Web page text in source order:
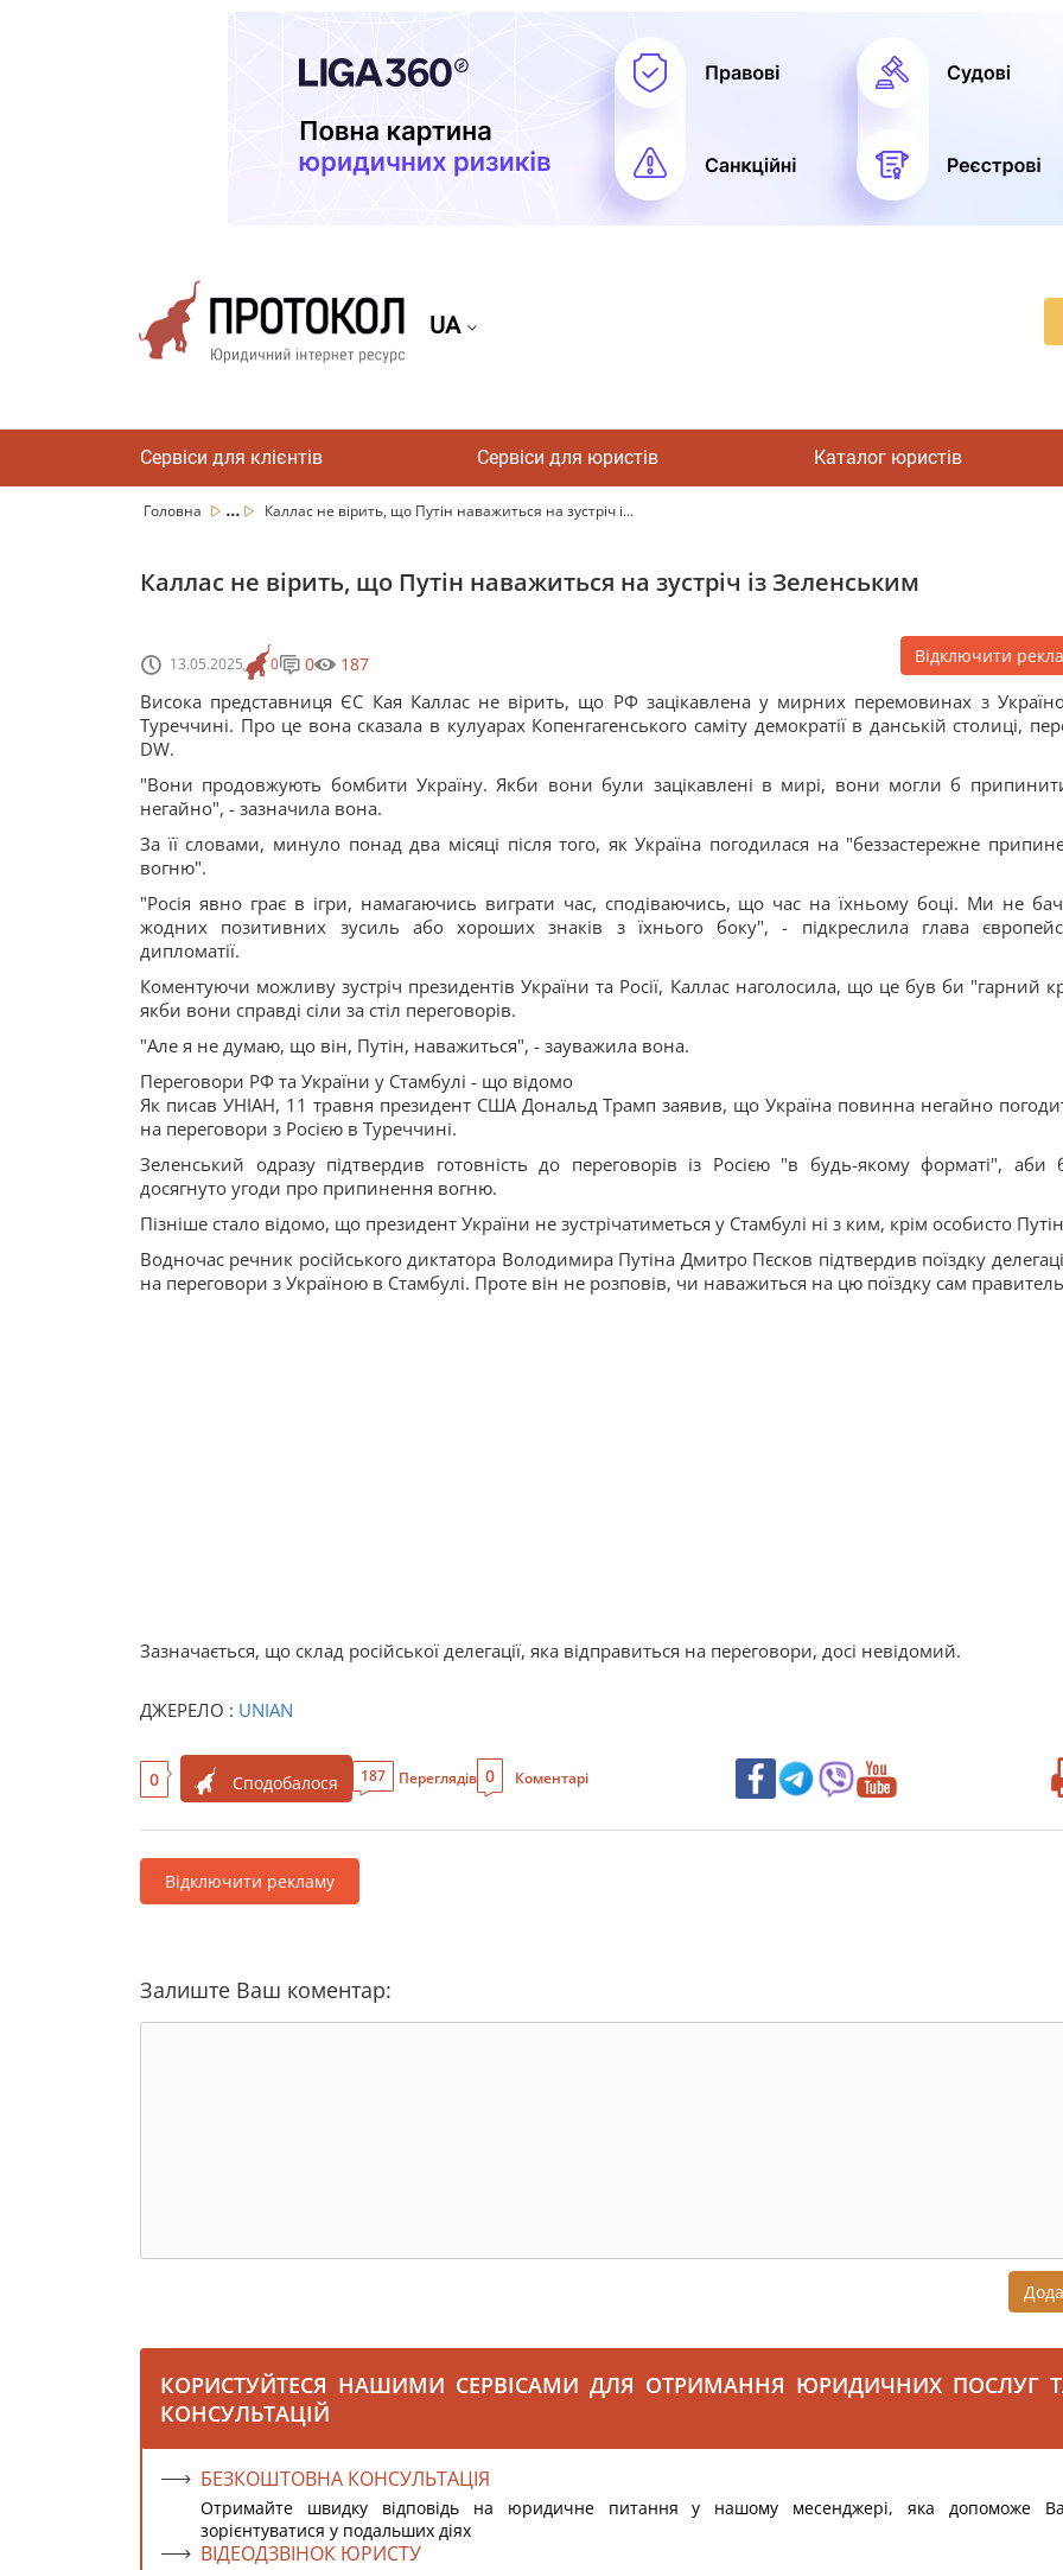
UA
Сервіси для клієнтів Сервіси для юристів Каталог юристів
Головна ... Каллас не вірить, що Путін наважиться на зустріч і...
Каллас не вірить, що Путін наважиться на зустріч із Зеленським
13.05.2025 0 0 187 Відключити
Висока представниця ЄС Кая Каллас не вірить, що РФ зацікавлена у мирних перемовинах з
Туреччині. Про це вона сказала в кулуарах Копенгагенського саміту демократії в данській столиці,
DW.
"Вони продовжують бомбити Україну. Якби вони були зацікавлені в мирі, вони могли б
негайно", - зазначила вона.
За її словами, минуло понад два місяці після того, як Україна погодилася на "беззастережне
вогню".
"Росія явно грає в ігри, намагаючись виграти час, сподіваючись, що час на їхньому боці. Ми не
жодних позитивних зусиль або хороших знаків з їхнього боку", - підкреслила глава
дипломатії.
Коментуючи можливу зустріч президентів України та Росії, Каллас наголосила, що це був би "гарний
якби вони справді сіли за стіл переговорів.
"Але я не думаю, що він, Путін, наважиться", - зауважила вона.
Переговори РФ та України у Стамбулі - що відомо
Як писав УНІАН, 11 травня президент США Дональд Трамп заявив, що Україна повинна негайно
на переговори з Росією в Туреччині.
Зеленський одразу підтвердив готовність до переговорів із Росією "в будь-якому форматі", аби
досягнуто угоди про припинення вогню.
Пізніше стало відомо, що президент України не зустрічатиметься у Стамбулі ні з ким, крім особисто
Водночас речник російського диктатора Володимира Путіна Дмитро Пєсков підтвердив поїздку
на переговори з Україною в Стамбулі. Проте він не розповів, чи наважиться на цю поїздку сам
Зазначається, що склад російської делегації, яка відправиться на переговори, досі невідомий.
ДЖЕРЕЛО : UNIAN
0 Сподобалося 187 Переглядів 0 Коментарі
Відключити рекламу
Залиште Ваш коментар:
КОРИСТУЙТЕСЯ НАШИМИ СЕРВІСАМИ ДЛЯ ОТРИМАННЯ ЮРИДИЧНИХ ПОСЛУГ
КОНСУЛЬТАЦІЙ
БЕЗКОШТОВНА КОНСУЛЬТАЦІЯ
Отримайте швидку відповідь на юридичне питання у нашому месенджері, яка допоможе
зорієнтуватися у подальших діях
ВІДЕОДЗВІНОК ЮРИСТУ